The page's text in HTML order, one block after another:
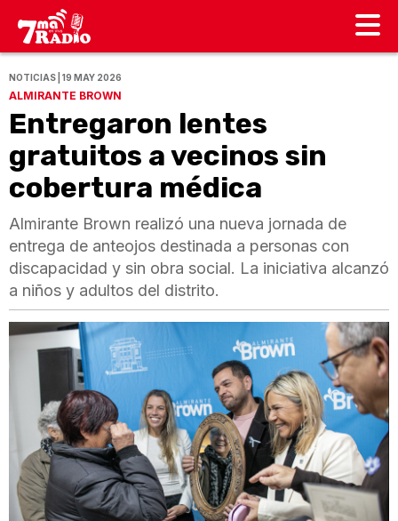
NOTICIAS | 19 MAY 2026
ALMIRANTE BROWN
Entregaron lentes
gratuitos a vecinos sin
cobertura médica
Almirante Brown realizó una nueva jornada de
entrega de anteojos destinada a personas con
discapacidad y sin obra social. La iniciativa alcanzó
a niños y adultos del distrito.